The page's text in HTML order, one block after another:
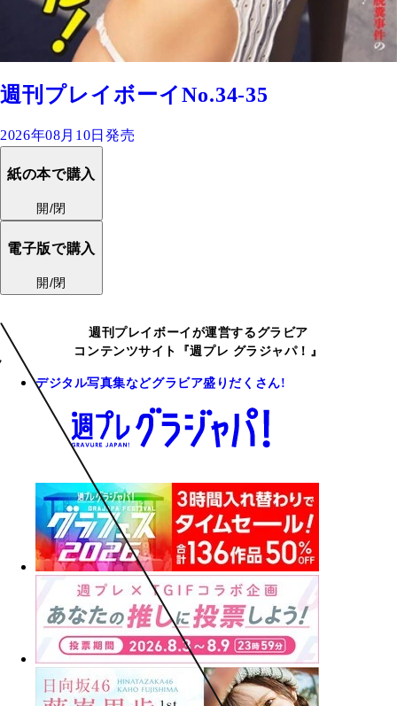
週刊プレイボーイNo.34-35
2026年08月10日発売
紙の本で購入
開/閉
電子版で購入
開/閉
週刊プレイボーイが運営するグラビア
コンテンツサイト『週プレ グラジャパ！』
デジタル写真集などグラビア盛りだくさん!